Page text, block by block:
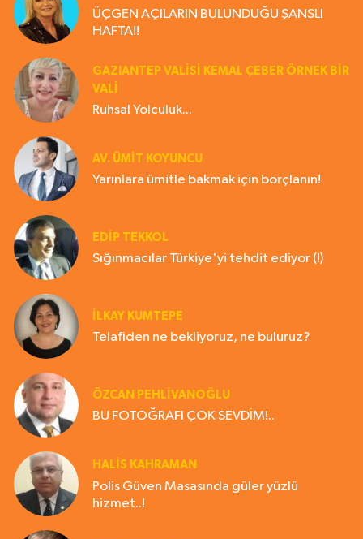
ÜÇGEN AÇILARIN BULUNDUĞU ŞANSLI
HAFTA!!
GAZIANTEP VALISI KEMAL ÇEBER ÖRNEK BİR
VALİ
Ruhsal Yolculuk...
AV. ÜMIT KOYUNCU
Yarınlara ümitle bakmak için borçlanın!
EDIP TEKKOL
Sığınmacılar Türkiye'yi tehdit ediyor (!)
İLKAY KUMTEPE
Telafiden ne bekliyoruz, ne buluruz?
ÖZCAN PEHLİVANOĞLU
BU FOTOĞRAFI ÇOK SEVDİM!..
HALIS KAHRAMAN
Polis Güven Masasında güler yüzlü
hizmet..!